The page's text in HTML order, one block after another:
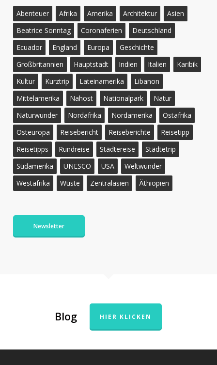
Abenteuer Afrika Amerika Architektur
Asien
Beatrice Sonntag
Coronaferien
Deutschland
Ecuador
England Europa
Geschichte
Großbritannien
Hauptstadt Indien Italien
Karibik
Kultur
Kurztrip Lateinamerika
Libanon
Mittelamerika
Nahost Nationalpark
Natur
Naturwunder
Nordafrika Nordamerika
Ostafrika
Osteuropa
Reisebericht Reiseberichte
Reisetipp
Reisetipps
Rundreise Städtereise
Städtetrip
Südamerika
UNESCO USA
Weltwunder
Westafrika
Wüste Zentralasien Äthiopien
Newsletter
Blog HIER KLICKEN